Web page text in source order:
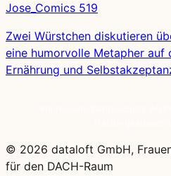
Jose_Comics 519
Zwei Würstchen diskutieren
eine humorvolle Metapher auf
Ernährung und
© 2026 dataloft GmbH,
für den DACH-Raum